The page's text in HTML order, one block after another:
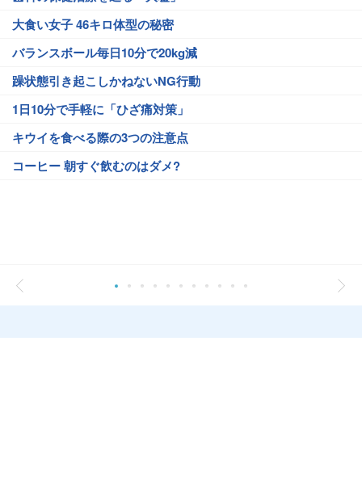
大食い女子 46キロ体型の秘密
バランスボール毎日10分で20kg減
躁状態引き起こしかねないNG行動
1日10分で手軽に「ひざ痛対策」
キウイを食べる際の3つの注意点
コーヒー 朝すぐ飲むのはダメ?